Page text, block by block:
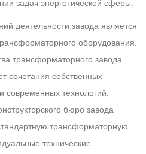
задач энергетической сферы.
деятельности завода является
оборудования.
трансформаторного завода
сочетания собственных
современных технологий.
бюро завода
трансформаторную
технические